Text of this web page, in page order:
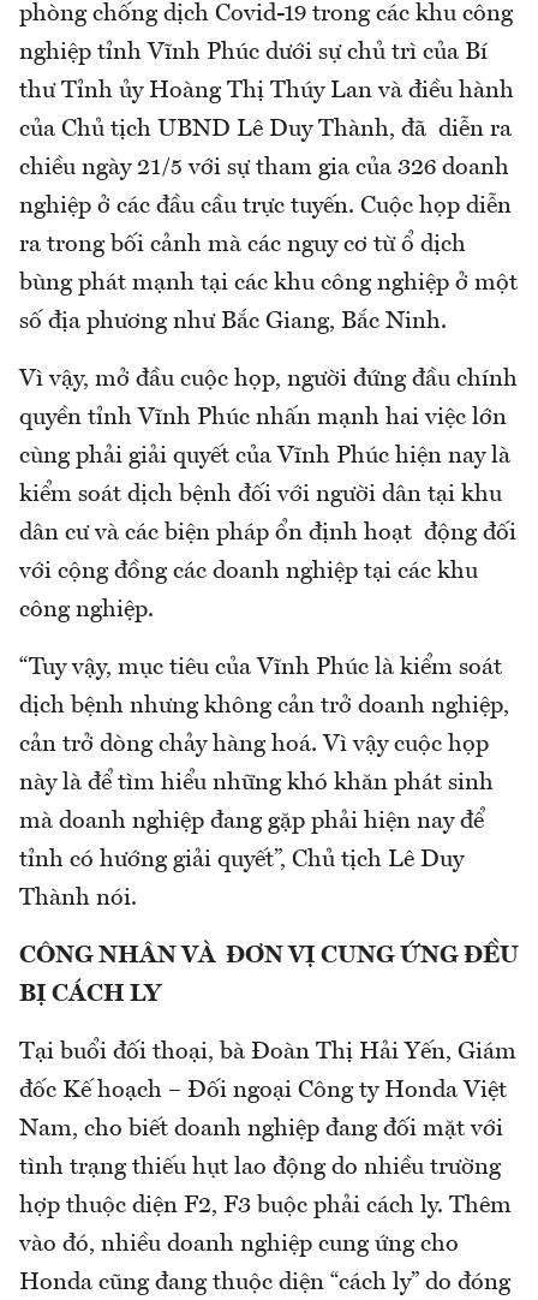
phòng chống dịch Covid-19 trong các khu công
nghiệp tỉnh Vĩnh Phúc dưới sự chủ trì của Bí
thư Tỉnh ủy Hoàng Thị Thúy Lan và điều hành
của Chủ tịch UBND Lê Duy Thành, đã diễn ra
chiều ngày 21/5 với sự tham gia của 326 doanh
nghiệp ở các đầu cầu trực tuyến. Cuộc họp diễn
ra trong bối cảnh mà các nguy cơ từ ổ dịch
bùng phát mạnh tại các khu công nghiệp ở một
số địa phương như Bắc Giang, Bắc Ninh.
Vì vậy, mở đầu cuộc họp, người đứng đầu chính
quyền tỉnh Vĩnh Phúc nhấn mạnh hai việc lớn
cùng phải giải quyết của Vĩnh Phúc hiện nay là
kiểm soát dịch bệnh đối với người dân tại khu
dân cư và các biện pháp ổn định hoạt động đối
với cộng đồng các doanh nghiệp tại các khu
công nghiệp.
“Tuy vậy, mục tiêu của Vĩnh Phúc là kiểm soát
dịch bệnh nhưng không cản trở doanh nghiệp,
cản trở dòng chảy hàng hoá. Vì vậy cuộc họp
này là để tìm hiểu những khó khăn phát sinh
mà doanh nghiệp đang gặp phải hiện nay để
tỉnh có hướng giải quyết”, Chủ tịch Lê Duy
Thành nói.
CÔNG NHÂN VÀ ĐƠN VỊ CUNG ỨNG ĐỀU
BỊ CÁCH LY
Tại buổi đối thoại, bà Đoàn Thị Hải Yến, Giám
đốc Kế hoạch – Đối ngoại Công ty Honda Việt
Nam, cho biết doanh nghiệp đang đối mặt với
tình trạng thiếu hụt lao động do nhiều trường
hợp thuộc diện F2, F3 buộc phải cách ly. Thêm
vào đó, nhiều doanh nghiệp cung ứng cho
Honda cũng đang thuộc diện “cách ly” do đóng